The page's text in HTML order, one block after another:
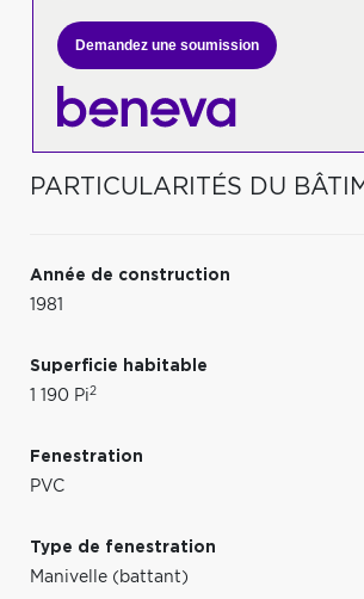
Demandez une soumission
PARTICULARITÉS DU
Année de construction
1981
Superficie habitable
1 190 Pi2
Fenestration
PVC
Type de fenestration
Manivelle (battant)